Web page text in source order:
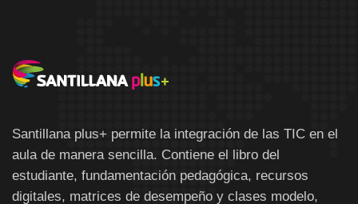
Santillana plus+ permite la integración de las TIC en el
aula de manera sencilla. Contiene el libro del
estudiante, fundamentación pedagógica, recursos
digitales, matrices de desempeño y clases modelo,